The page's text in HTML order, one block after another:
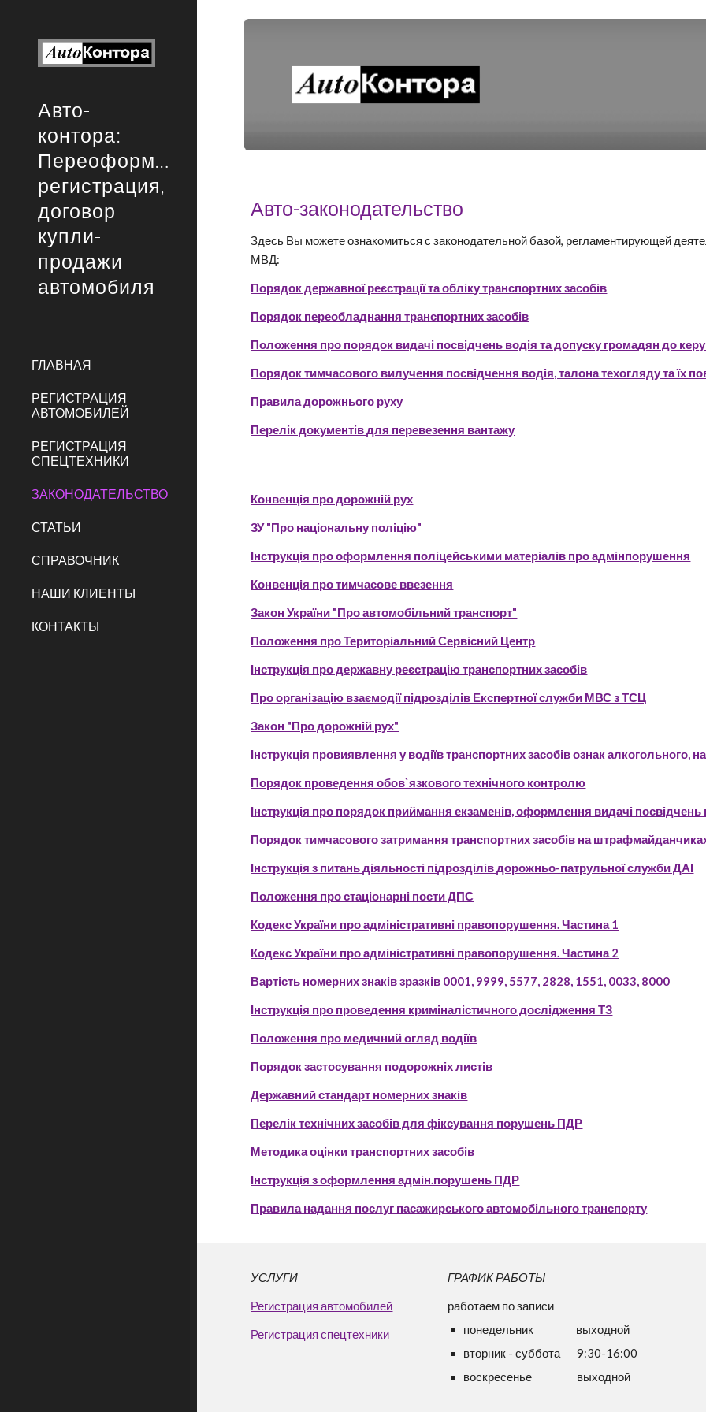
Авто-
контора:
Переоформление,
регистрация,
договор
купли-
продажи
автомобиля
ГЛАВНАЯ
РЕГИСТРАЦИЯ
АВТОМОБИЛЕЙ
РЕГИСТРАЦИЯ
СПЕЦТЕХНИКИ
ЗАКОНОДАТЕЛЬСТВО
СТАТЬИ
СПРАВОЧНИК
НАШИ КЛИЕНТЫ
КОНТАКТЫ
Авто-законодательство
Здесь Вы можете ознакомиться с законодательной базой, регламентирующей
МВД:
Порядок державної реєстрації та обліку транспортних засобів
Порядок переобладнання транспортних засобів
Положення про порядок видачі посвідчень водія та допуску громадян до
Порядок тимчасового вилучення посвідчення водія, талона техогляду та їх
Правила дорожнього руху
Перелік документів для перевезення вантажу
Конвенція про дорожній рух
ЗУ "Про національну поліцію"
Інструкція про оформлення поліцейськими матеріалів про адмінпорушення
Конвенція про тимчасове ввезення
Закон України "Про автомобільний транспорт"
Положення про Територіальний Сервісний Центр
Інструкція про державну реєстрацію транспортних засобів
Про організацію взаємодії підрозділів Експертної служби МВС з ТСЦ
Закон "Про дорожній рух"
Інструкція провиявлення у водіїв транспортних засобів ознак алкогольного,
Порядок проведення обов`язкового технічного контролю
Інструкція про порядок приймання екзаменів, оформлення видачі посвідчень
Порядок тимчасового затримання транспортних засобів на
Інструкція з питань діяльності підрозділів дорожньо-патрульної служби ДАІ
Положення про стаціонарні пости ДПС
Кодекс України про адміністративні правопорушення. Частина 1
Кодекс України про адміністративні правопорушення. Частина 2
Вартість номерних знаків зразків 0001, 9999, 5577, 2828, 1551, 0033, 8000
Інструкція про проведення криміналістичного дослідження ТЗ
Положення про медичний огляд водіїв
Порядок застосування подорожніх листів
Державний стандарт номерних знаків
Перелік технічних засобів для фіксування порушень ПДР
Методика оцінки транспортних засобів
Інструкція з оформлення адмін.порушень ПДР
Правила надання послуг пасажирського автомобільного транспорту
УСЛУГИ
Регистрация автомобилей
Регистрация спецтехники
ГРАФИК РАБОТЫ
работаем по записи
понедельник
выходной
вторник - суббота 9:30-16:00
воскресенье выходной